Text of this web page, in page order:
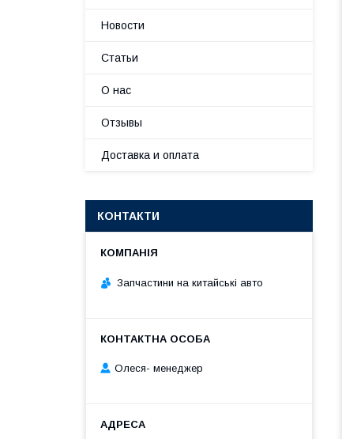
Новости
Статьи
О нас
Отзывы
Доставка и оплата
КОНТАКТИ
Запчастини на китайські авто
Олеся- менеджер